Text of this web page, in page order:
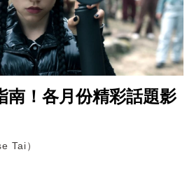
南！各月份精彩話題影
Tai）